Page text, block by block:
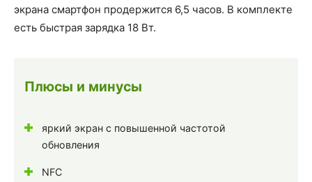
экрана смартфон продержится 6,5 часов. В комплекте
есть быстрая зарядка 18 Вт.
Плюсы и минусы
яркий экран с повышенной частотой
обновления
NFC